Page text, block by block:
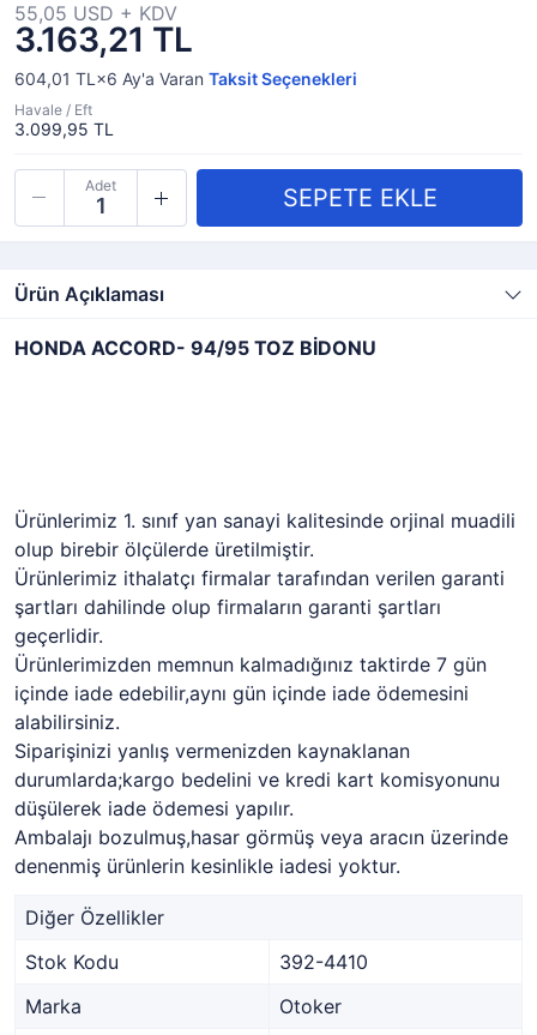
3.163,21 TL
55,05 USD + KDV
604,01 TL×6 Ay'a Varan Taksit Seçenekleri
Havale / Eft
3.099,95 TL
Adet
Ürün Açıklaması
HONDA ACCORD- 94/95 TOZ BİDONU
Ürünlerimiz 1. sınıf yan sanayi kalitesinde orjinal muadili
olup birebir ölçülerde üretilmiştir.
Ürünlerimiz ithalatçı firmalar tarafından verilen garanti
şartları dahilinde olup firmaların garanti şartları
geçerlidir.
Ürünlerimizden memnun kalmadığınız taktirde 7 gün
içinde iade edebilir,aynı gün içinde iade ödemesini
alabilirsiniz.
Siparişinizi yanlış vermenizden kaynaklanan
durumlarda;kargo bedelini ve kredi kart komisyonunu
düşülerek iade ödemesi yapılır.
Ambalajı bozulmuş,hasar görmüş veya aracın üzerinde
denenmiş ürünlerin kesinlikle iadesi yoktur.
Diğer Özellikler
Stok Kodu
392-4410
Marka
Otoker